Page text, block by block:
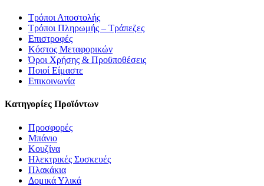
Τρόποι Αποστολής
Τρόποι Πληρωμής – Τράπεζες
Επιστροφές
Κόστος Μεταφορικών
Όροι Χρήσης & Προϋποθέσεις
Ποιοί Είμαστε
Επικοινωνία
Κατηγορίες Προϊόντων
Προσφορές
Μπάνιο
Κουζίνα
Ηλεκτρικές Συσκευές
Πλακάκια
Δομικά Υλικά